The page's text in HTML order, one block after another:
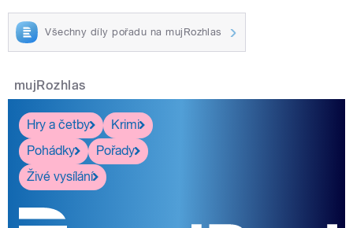
Všechny díly pořadu na mujRozhlas
mujRozhlas
Hry a četby
Krimi
Pohádky
Pořady
Živé vysílání